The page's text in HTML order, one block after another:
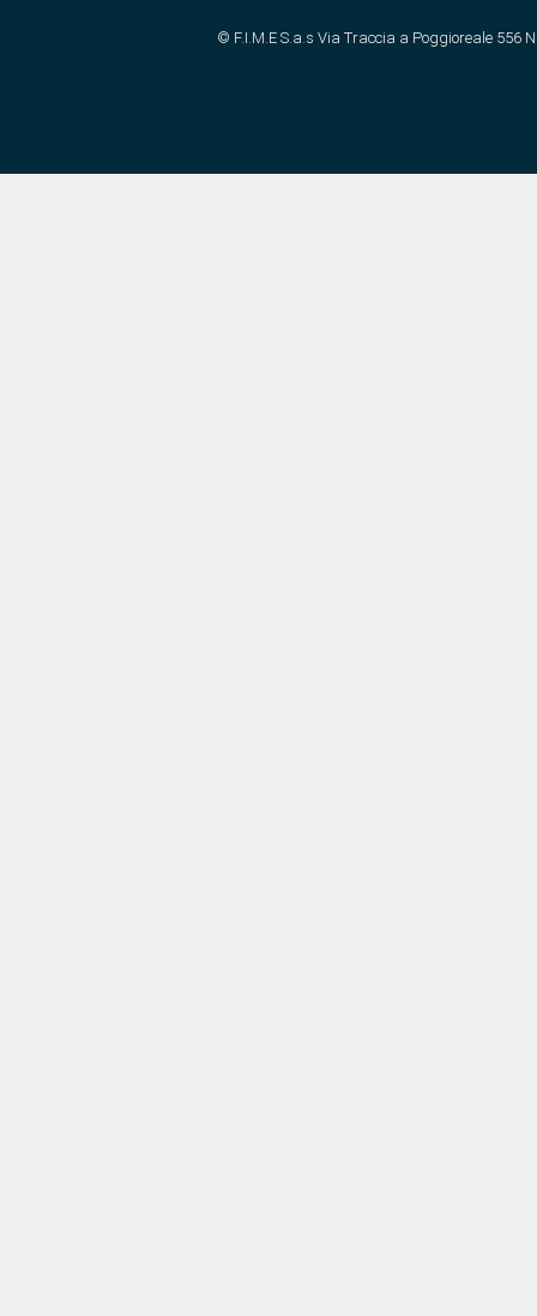
© F.I.M.E S.a.s Via Traccia a Poggioreale 556